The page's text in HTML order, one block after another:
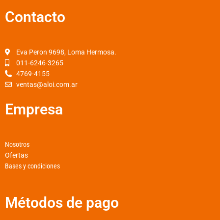
o
r
Contacto
Eva Peron 9698, Loma Hermosa.
011-6246-3265
4769-4155
ventas@aloi.com.ar
Empresa
Nosotros
Ofertas
Bases y condiciones
Métodos de pago